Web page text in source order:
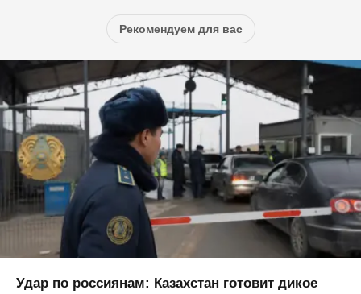
Рекомендуем для вас
Удар по россиянам: Казахстан готовит дикое